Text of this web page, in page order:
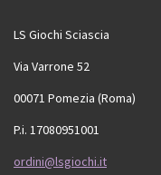
LS Giochi Sciascia
Via Varrone 52
00071 Pomezia (Roma)
P.i. 17080951001
ordini@lsgiochi.it